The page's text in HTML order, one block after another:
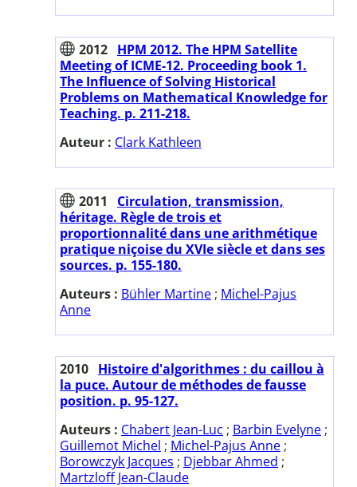
2012 HPM 2012. The HPM Satellite
Meeting of ICME-12. Proceeding book 1.
The Influence of Solving Historical
Problems on Mathematical Knowledge for
Teaching. p. 211-218.
Auteur : Clark Kathleen
2011
Circulation, transmission,
héritage. Règle de trois et
proportionnalité dans une arithmétique
pratique niçoise du XVIe siècle et dans ses
sources. p. 155-180.
Auteurs : Bühler Martine ; Michel-Pajus
Anne
2010 Histoire d'algorithmes : du caillou à
la puce. Autour de méthodes de fausse
position. p. 95-127.
Auteurs : Chabert Jean-Luc ; Barbin Evelyne ;
Guillemot Michel ; Michel-Pajus Anne ;
Borowczyk Jacques ; Djebbar Ahmed ;
Martzloff Jean-Claude